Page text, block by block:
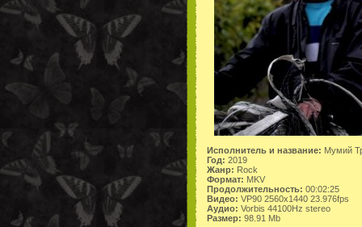
Исполнитель и название: Мумий
Год: 2019
Жанр: Rock
Формат: MKV
Продолжительность: 00:02:25
Видео: VP90 2560x1440 23.976fps
Аудио: Vorbis 44100Hz stereo
Размер: 98.91 Mb